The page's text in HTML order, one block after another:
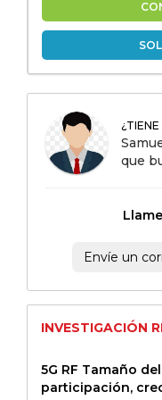
que
Envíe un
INVESTIGACIÓN
5G RF Tamaño
participación,